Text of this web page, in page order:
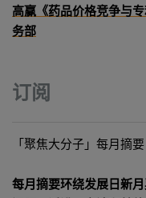
高赢《药品价格竞争与
务部
订阅
「聚焦大分子」每月摘要
每月摘要环绕发展日新